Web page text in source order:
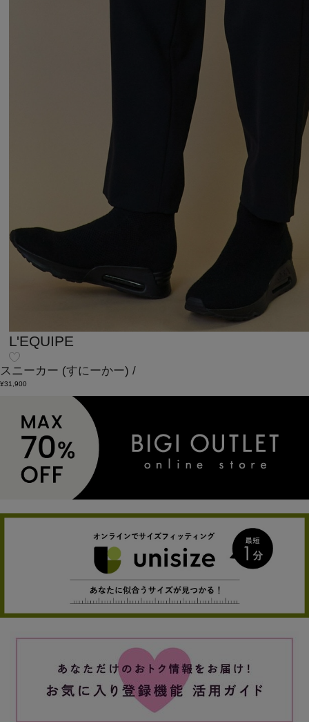
L'EQUIPE
スニーカー (すにーかー) /
¥31,900